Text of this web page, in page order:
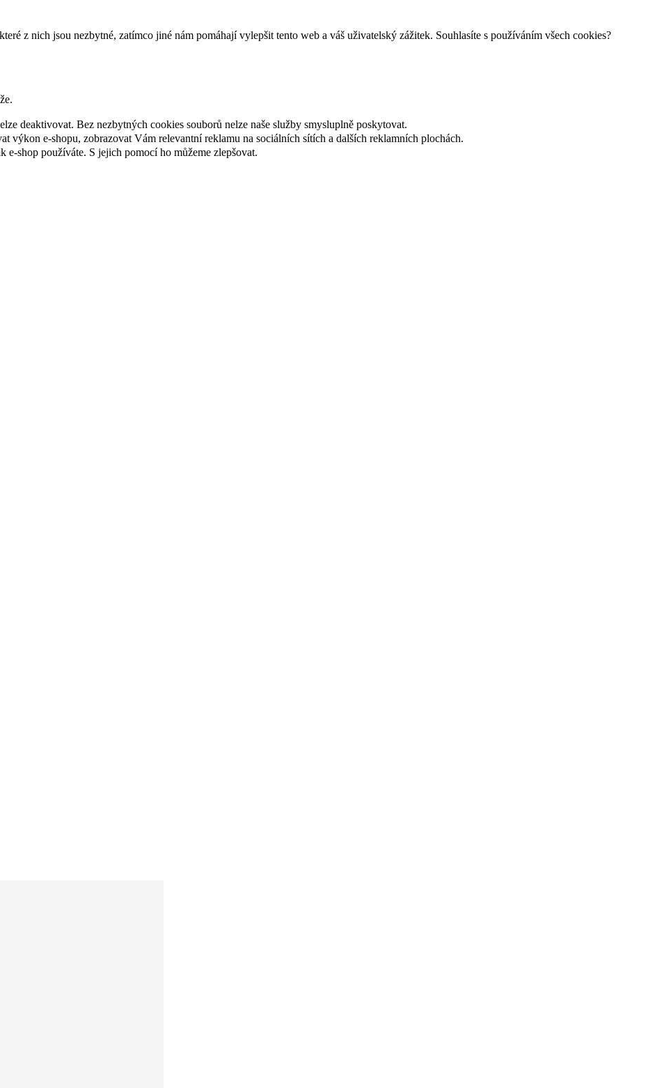
z nich jsou nezbytné, zatímco jiné nám pomáhají vylepšit tento web a váš uživatelský zážitek. Souhlasíte s používáním všech cookies?
deaktivovat. Bez nezbytných cookies souborů nelze naše služby smysluplně poskytovat.
výkon e-shopu, zobrazovat Vám relevantní reklamu na sociálních sítích a dalších reklamních plochách.
e-shop používáte. S jejich pomocí ho můžeme zlepšovat.